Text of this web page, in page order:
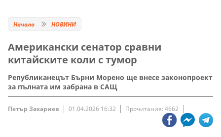
Начало НОВИНИ
Американски сенатор сравни
китайските коли с тумор
Републиканецът Бърни Морено ще внесе законопроект
за пълната им забрана в САЩ
Петър Захариев 01.04.2026 16:32 Прочитания: 4662